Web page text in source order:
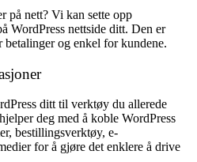
på nett? Vi kan sette opp
WordPress nettside ditt. Den er
og enkel for kundene.
ditt til verktøy du allerede
deg med å koble WordPress
bestillingsverktøy, e-
for å gjøre det enklere å drive